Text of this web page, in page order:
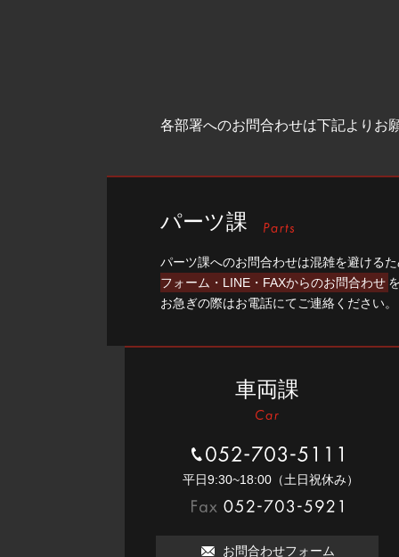
各部署へのお問合わせは下記よりお
パーツ課
パーツ課へのお問合わせは混雑を避ける
フォーム・LINE・FAXからのお問合わせ
お急ぎの際はお電話にてご連絡ください。
車両課
052-703-5111
平⽇9:30~18:00（⼟⽇祝休み）
お問合わせフォーム